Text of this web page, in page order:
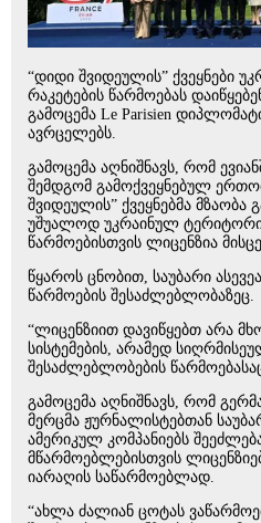
“დიდი შვიდეულის” ქვეყნები
რაკეტების წარმოებას
გამოცემა Le Parisien
ავრცელებს.
გამოცემა აღნიშნავს, რომ
შემდგომ გამოქვეყნებულ
შვიდეულის” ქვეყნებმა მზაობა
უშუალოდ უკრაინულ
წარმოებისთვის ლიცენზია
წყაროს ცნობით, საუბარი
წარმოების შესაძლებლობაზეც.
“ლიცენზიით დავიწყებთ არა
სისტემების, არამედ
შესაძლებლობების
გამოცემა აღნიშნავს, რომ
მერცმა ჟურნალისტებთან
ამერიკულ კომპანიებს
მწარმოებლებისთვის
იარაღის საწარმოებლად.
“ახლა ძალიან ცოტას